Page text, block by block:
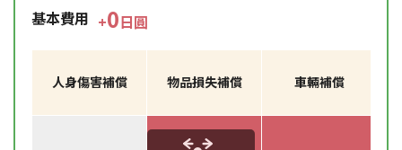
基本費用 +0日圓
人身傷害補償 物品損失補償 車輛補償